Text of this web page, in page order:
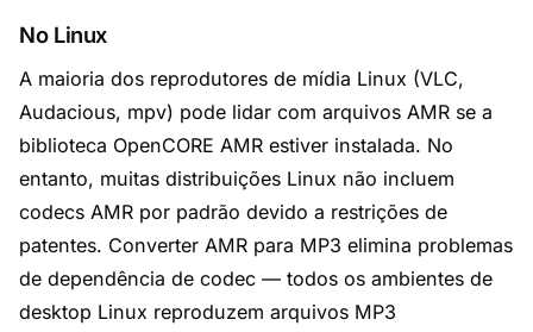
No Linux
A maioria dos reprodutores de mídia Linux (VLC,
Audacious, mpv) pode lidar com arquivos AMR se a
biblioteca OpenCORE AMR estiver instalada. No
entanto, muitas distribuições Linux não incluem
codecs AMR por padrão devido a restrições de
patentes. Converter AMR para MP3 elimina problemas
de dependência de codec — todos os ambientes de
desktop Linux reproduzem arquivos MP3